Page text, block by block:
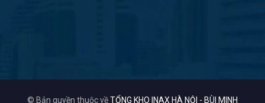
© Bản quyền thuộc vềTỔNG KHO INAX HÀ NỘI - BÙI MINH